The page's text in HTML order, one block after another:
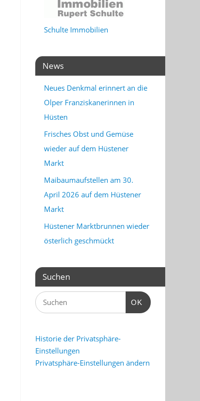
Schulte Immobilien
News
Neues Denkmal erinnert an die
Olper Franziskanerinnen in
Hüsten
Frisches Obst und Gemüse
wieder auf dem Hüstener
Markt
Maibaumaufstellen am 30.
April 2026 auf dem Hüstener
Markt
Hüstener Marktbrunnen wieder
österlich geschmückt
Suchen
OK
Historie der Privatsphäre-
Einstellungen
Privatsphäre-Einstellungen ändern